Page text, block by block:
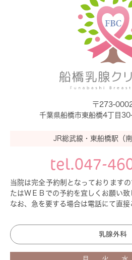
・船橋市をはじめ各自治体の
・事前予約制ですが、御予約
となります（WEBでの御予約
御不明な点がございましたら
休診のご案内
6月29日から7月1日まで日本
催されます。
とさせて頂きます。
ご迷惑をおかけ致しますが、
ようお願い致します。
〒273-
千葉県船橋市東船橋4丁目
JR総武線・東船橋駅（
tel.047-
当院は完全予約制となっております
たはＷＥＢでの予約を宜しくお願い致
なお、急を要する場合は電話にて直接
乳腺外科